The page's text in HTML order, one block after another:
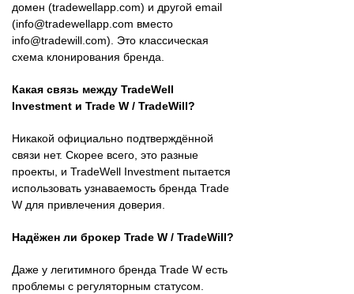
домен (tradewellapp.com) и другой email
(info@tradewellapp.com вместо
info@tradewill.com). Это классическая
схема клонирования бренда.
Какая связь между TradeWell
Investment и Trade W / TradeWill?
Никакой официально подтверждённой
связи нет. Скорее всего, это разные
проекты, и TradeWell Investment пытается
использовать узнаваемость бренда Trade
W для привлечения доверия.
Надёжен ли брокер Trade W / TradeWill?
Даже у легитимного бренда Trade W есть
проблемы с регуляторным статусом.